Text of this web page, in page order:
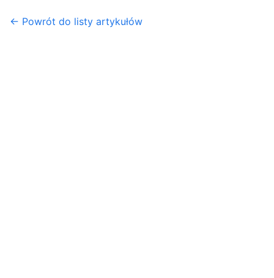
← Powrót do listy artykułów